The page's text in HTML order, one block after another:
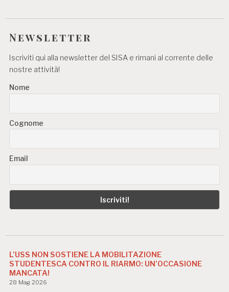
Newsletter
Iscriviti qui alla newsletter del SISA e rimani al corrente delle
nostre attività!
Nome
Cognome
Email
L’USS NON SOSTIENE LA MOBILITAZIONE
STUDENTESCA CONTRO IL RIARMO: UN’OCCASIONE
MANCATA!
28 Mag 2026